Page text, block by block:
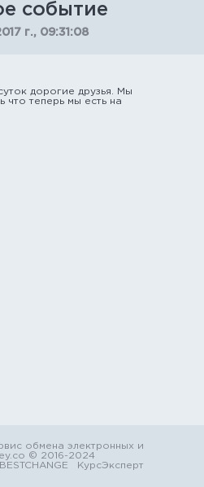
событие
г., 09:31:08
дорогие друзья. Мы
теперь мы есть на
обмена электронных и
© 2016-2024
BESTCHANGE КурсЭксперт